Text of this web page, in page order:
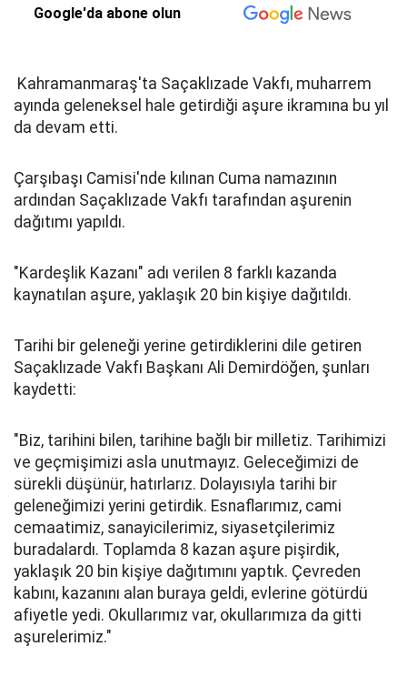
Google'da abone olun
Kahramanmaraş'ta Saçaklızade Vakfı, muharrem
ayında geleneksel hale getirdiği aşure ikramına bu yıl
da devam etti.
Çarşıbaşı Camisi'nde kılınan Cuma namazının
ardından Saçaklızade Vakfı tarafından aşurenin
dağıtımı yapıldı.
"Kardeşlik Kazanı" adı verilen 8 farklı kazanda
kaynatılan aşure, yaklaşık 20 bin kişiye dağıtıldı.
Tarihi bir geleneği yerine getirdiklerini dile getiren
Saçaklızade Vakfı Başkanı Ali Demirdöğen, şunları
kaydetti:
"Biz, tarihini bilen, tarihine bağlı bir milletiz. Tarihimizi
ve geçmişimizi asla unutmayız. Geleceğimizi de
sürekli düşünür, hatırlarız. Dolayısıyla tarihi bir
geleneğimizi yerini getirdik. Esnaflarımız, cami
cemaatimiz, sanayicilerimiz, siyasetçilerimiz
buradalardı. Toplamda 8 kazan aşure pişirdik,
yaklaşık 20 bin kişiye dağıtımını yaptık. Çevreden
kabını, kazanını alan buraya geldi, evlerine götürdü
afiyetle yedi. Okullarımız var, okullarımıza da gitti
aşurelerimiz."